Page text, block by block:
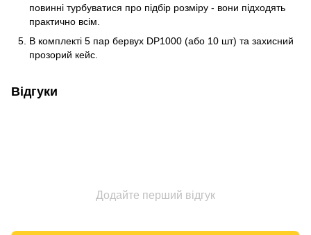
повинні турбуватися про підбір розміру - вони підходять
практично всім.
В комплекті 5 пар бервух DP1000 (або 10 шт) та захисний
прозорий кейс.
Відгуки
Додайте перший відгук